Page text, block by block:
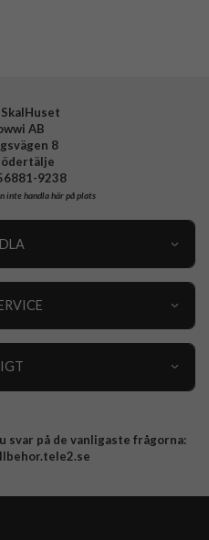
AB
8
9238
inte handla här på plats
svar på de vanligaste frågorna: